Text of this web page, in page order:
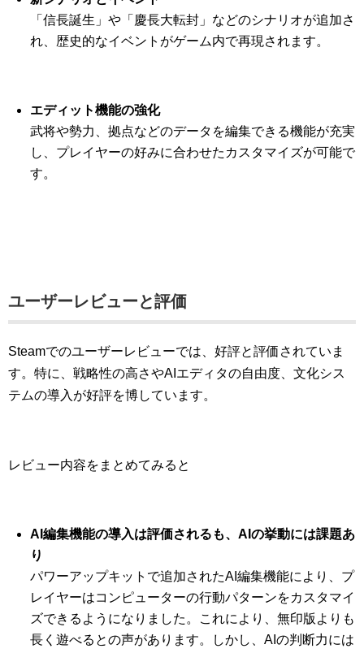
「信長誕生」や「慶長大転封」などのシナリオが追加さ
れ、歴史的なイベントがゲーム内で再現されます。
エディット機能の強化
武将や勢力、拠点などのデータを編集できる機能が充実
し、プレイヤーの好みに合わせたカスタマイズが可能で
す。
ユーザーレビューと評価
Steamでのユーザーレビューでは、好評と評価されていま
す。特に、戦略性の高さやAIエディタの自由度、文化シス
テムの導入が好評を博しています。
レビュー内容をまとめてみると
AI編集機能の導入は評価されるも、AIの挙動には課題あ
り
パワーアップキットで追加されたAI編集機能により、プ
レイヤーはコンピューターの行動パターンをカスタマイ
ズできるようになりました。これにより、無印版よりも
長く遊べるとの声があります。しかし、AIの判断力には